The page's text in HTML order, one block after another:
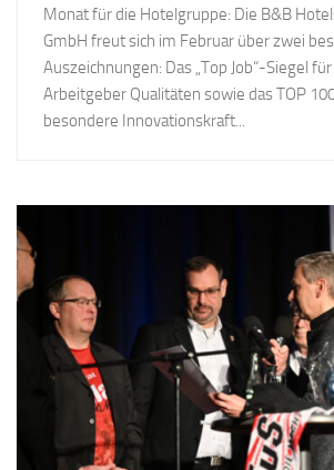
Monat für die Hotelgruppe: Die B&B
GmbH freut sich im Februar über zwei
Auszeichnungen: Das „Top Job“-Siegel
Arbeitgeber Qualitäten sowie das TOP
besondere Innovationskraft...